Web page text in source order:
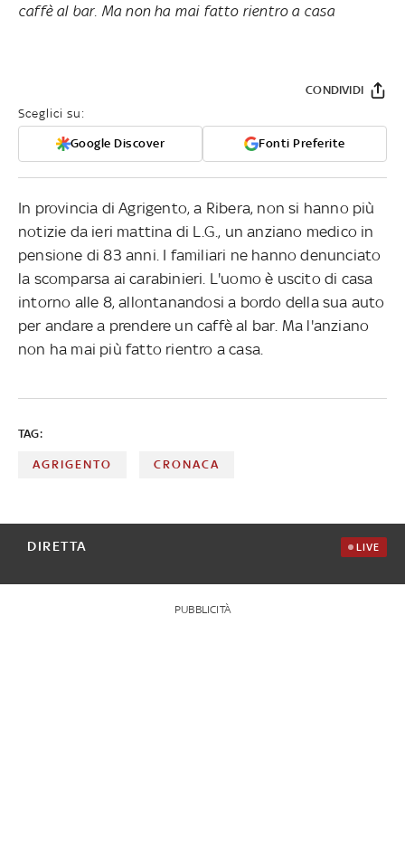
caffè al bar. Ma non ha mai fatto rientro a casa
Sceglici su:
Google Discover Fonti Preferite
CONDIVIDI
In provincia di Agrigento, a Ribera, non si hanno più
notizie da ieri mattina di L.G., un anziano medico in
pensione di 83 anni. I familiari ne hanno denunciato
la scomparsa ai carabinieri. L'uomo è uscito di casa
intorno alle 8, allontanandosi a bordo della sua auto
per andare a prendere un caffè al bar. Ma l'anziano
non ha mai più fatto rientro a casa.
TAG:
AGRIGENTO CRONACA
DIRETTA LIVE
PUBBLICITÀ